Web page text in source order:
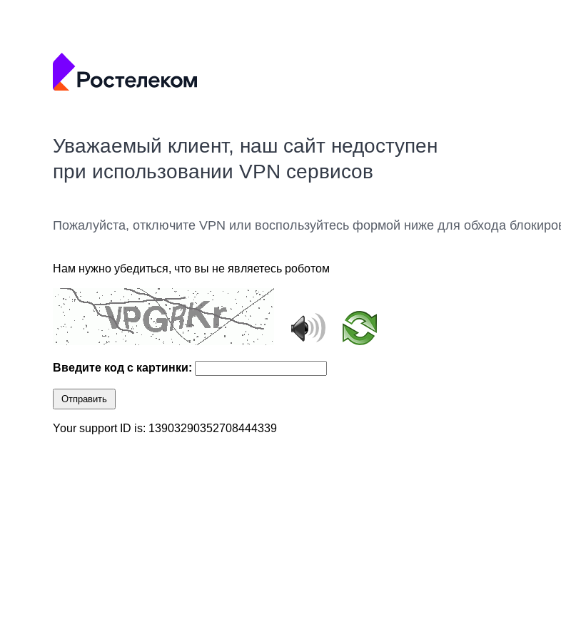
Уважаемый клиент, наш сайт недоступен
при использовании VPN сервисов
Пожалуйста, отключите VPN или воспользуйтесь формой ниже для обхода
Нам нужно убедиться, что вы не являетесь роботом
Введите код с картинки:
Отправить
Your support ID is: 13903290352708444339